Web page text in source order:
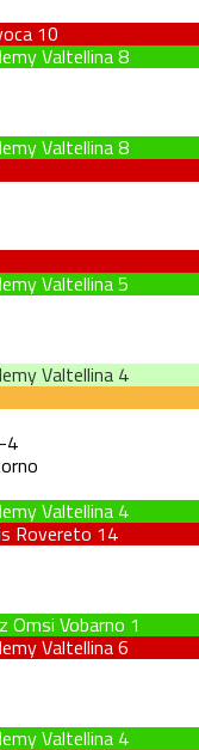
10
Valtellina8
Valtellina8
Valtellina5
Valtellina 4
-4
Valtellina 4
Rovereto 14
Omsi Vobarno 1
Valtellina6
Valtellina 4